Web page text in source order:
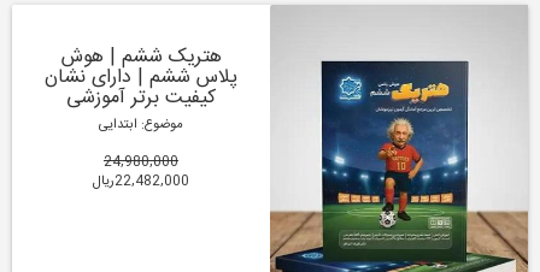
هتریک ششم | هوش
پلاس ششم | دارای نشان
کیفیت برتر آموزشی
موضوع: ابتدایی
24,980,000
22,482,000ریال